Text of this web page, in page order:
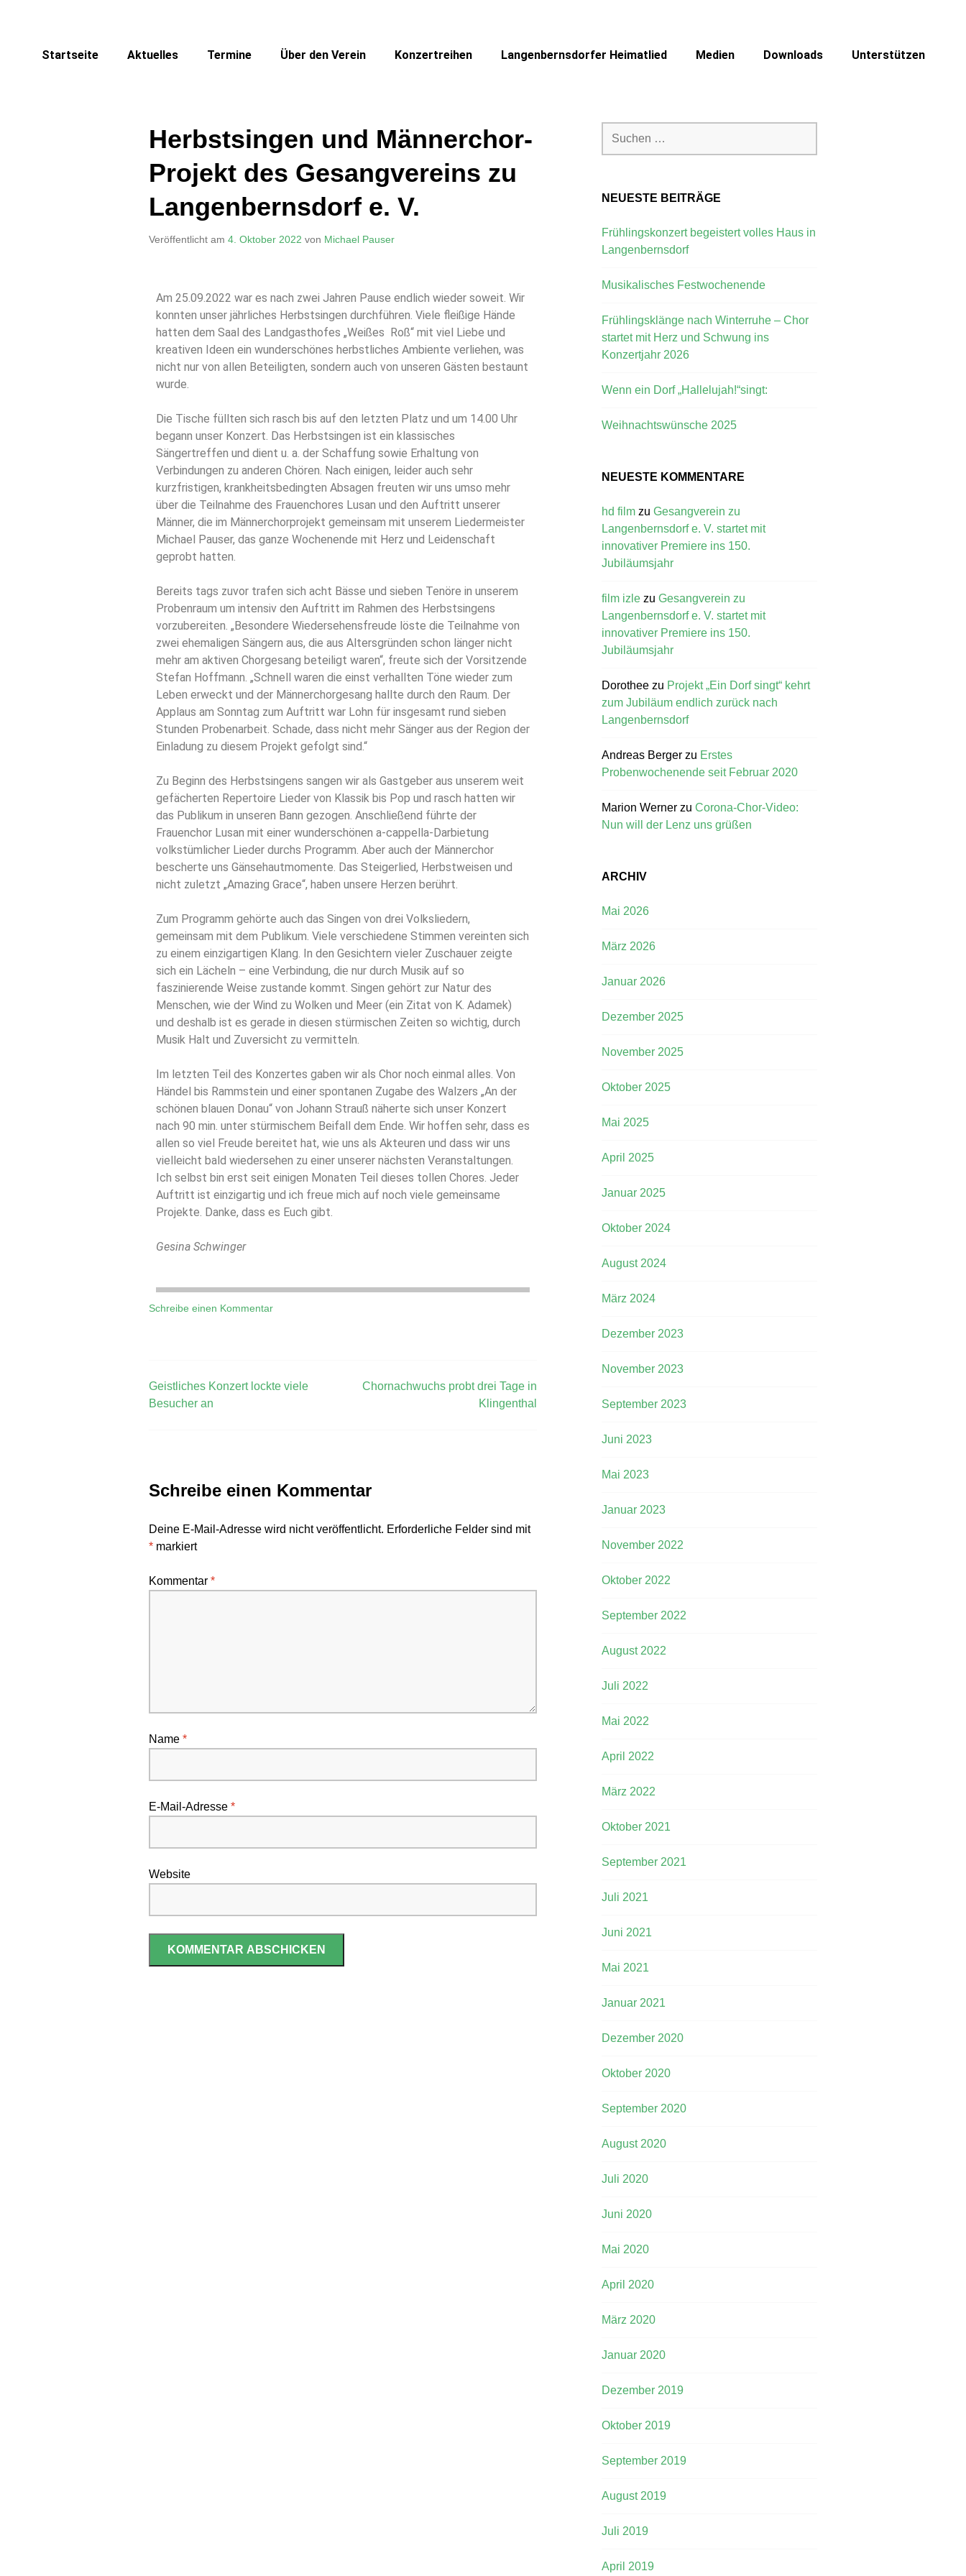
Startseite Aktuelles Termine Über den Verein Konzertreihen Langenbernsdorfer Heimatlied Medien Downloads Unterstützen
Herbstsingen und Männerchor-
Projekt des Gesangvereins zu
Langenbernsdorf e. V.
Veröffentlicht am 4. Oktober 2022 von Michael Pauser
Am 25.09.2022 war es nach zwei Jahren Pause endlich wieder soweit. Wir
konnten unser jährliches Herbstsingen durchführen. Viele fleißige Hände
hatten dem Saal des Landgasthofes „Weißes Roß“ mit viel Liebe und
kreativen Ideen ein wunderschönes herbstliches Ambiente verliehen, was
nicht nur von allen Beteiligten, sondern auch von unseren Gästen bestaunt
wurde.
Die Tische füllten sich rasch bis auf den letzten Platz und um 14.00 Uhr
begann unser Konzert. Das Herbstsingen ist ein klassisches
Sängertreffen und dient u. a. der Schaffung sowie Erhaltung von
Verbindungen zu anderen Chören. Nach einigen, leider auch sehr
kurzfristigen, krankheitsbedingten Absagen freuten wir uns umso mehr
über die Teilnahme des Frauenchores Lusan und den Auftritt unserer
Männer, die im Männerchorprojekt gemeinsam mit unserem Liedermeister
Michael Pauser, das ganze Wochenende mit Herz und Leidenschaft
geprobt hatten.
Bereits tags zuvor trafen sich acht Bässe und sieben Tenöre in unserem
Probenraum um intensiv den Auftritt im Rahmen des Herbstsingens
vorzubereiten. „Besondere Wiedersehensfreude löste die Teilnahme von
zwei ehemaligen Sängern aus, die aus Altersgründen schon länger nicht
mehr am aktiven Chorgesang beteiligt waren“, freute sich der Vorsitzende
Stefan Hoffmann. „Schnell waren die einst verhallten Töne wieder zum
Leben erweckt und der Männerchorgesang hallte durch den Raum. Der
Applaus am Sonntag zum Auftritt war Lohn für insgesamt rund sieben
Stunden Probenarbeit. Schade, dass nicht mehr Sänger aus der Region der
Einladung zu diesem Projekt gefolgt sind.“
Zu Beginn des Herbstsingens sangen wir als Gastgeber aus unserem weit
gefächerten Repertoire Lieder von Klassik bis Pop und rasch hatten wir
das Publikum in unseren Bann gezogen. Anschließend führte der
Frauenchor Lusan mit einer wunderschönen a-cappella-Darbietung
volkstümlicher Lieder durchs Programm. Aber auch der Männerchor
bescherte uns Gänsehautmomente. Das Steigerlied, Herbstweisen und
nicht zuletzt „Amazing Grace“, haben unsere Herzen berührt.
Zum Programm gehörte auch das Singen von drei Volksliedern,
gemeinsam mit dem Publikum. Viele verschiedene Stimmen vereinten sich
zu einem einzigartigen Klang. In den Gesichtern vieler Zuschauer zeigte
sich ein Lächeln – eine Verbindung, die nur durch Musik auf so
faszinierende Weise zustande kommt. Singen gehört zur Natur des
Menschen, wie der Wind zu Wolken und Meer (ein Zitat von K. Adamek)
und deshalb ist es gerade in diesen stürmischen Zeiten so wichtig, durch
Musik Halt und Zuversicht zu vermitteln.
Im letzten Teil des Konzertes gaben wir als Chor noch einmal alles. Von
Händel bis Rammstein und einer spontanen Zugabe des Walzers „An der
schönen blauen Donau“ von Johann Strauß näherte sich unser Konzert
nach 90 min. unter stürmischem Beifall dem Ende. Wir hoffen sehr, dass es
allen so viel Freude bereitet hat, wie uns als Akteuren und dass wir uns
vielleicht bald wiedersehen zu einer unserer nächsten Veranstaltungen.
Ich selbst bin erst seit einigen Monaten Teil dieses tollen Chores. Jeder
Auftritt ist einzigartig und ich freue mich auf noch viele gemeinsame
Projekte. Danke, dass es Euch gibt.
Gesina Schwinger
Schreibe einen Kommentar
Geistliches Konzert lockte viele
Besucher an
Chornachwuchs probt drei Tage in
Klingenthal
Schreibe einen Kommentar
Deine E-Mail-Adresse wird nicht veröffentlicht. Erforderliche Felder sind mit
* markiert
Kommentar *
Name *
E-Mail-Adresse *
Website
NEUESTE BEITRÄGE
Frühlingskonzert begeistert volles Haus in
Langenbernsdorf
Musikalisches Festwochenende
Frühlingsklänge nach Winterruhe – Chor
startet mit Herz und Schwung ins
Konzertjahr 2026
Wenn ein Dorf „Hallelujah!“singt:
Weihnachtswünsche 2025
NEUESTE KOMMENTARE
hd film zu Gesangverein zu
Langenbernsdorf e. V. startet mit
innovativer Premiere ins 150.
Jubiläumsjahr
film izle zu Gesangverein zu
Langenbernsdorf e. V. startet mit
innovativer Premiere ins 150.
Jubiläumsjahr
Dorothee zu Projekt „Ein Dorf singt“ kehrt
zum Jubiläum endlich zurück nach
Langenbernsdorf
Andreas Berger zu Erstes
Probenwochenende seit Februar 2020
Marion Werner zu Corona-Chor-Video:
Nun will der Lenz uns grüßen
ARCHIV
Mai 2026
März 2026
Januar 2026
Dezember 2025
November 2025
Oktober 2025
Mai 2025
April 2025
Januar 2025
Oktober 2024
August 2024
März 2024
Dezember 2023
November 2023
September 2023
Juni 2023
Mai 2023
Januar 2023
November 2022
Oktober 2022
September 2022
August 2022
Juli 2022
Mai 2022
April 2022
März 2022
Oktober 2021
September 2021
Juli 2021
Juni 2021
Mai 2021
Januar 2021
Dezember 2020
Oktober 2020
September 2020
August 2020
Juli 2020
Juni 2020
Mai 2020
April 2020
März 2020
Januar 2020
Dezember 2019
Oktober 2019
September 2019
August 2019
Juli 2019
April 2019